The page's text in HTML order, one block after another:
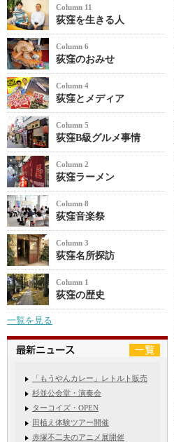
Column 11
荻窪を生きる人
Column 6
荻窪のおみせ
Column 4
荻窪とメディア
Column 5
荻窪B級グルメ事情
Column 2
荻窪ラーメン
Column 8
荻窪音楽祭
Column 3
荻窪名所探訪
Column 1
荻窪の歴史
一覧を見る
「もうやんカレー」レトルト販売
杉並公会堂・演奏会
ターコイズ・OPEN
田植え体験ツアー開催
赤塚不二夫のアニメ展開催